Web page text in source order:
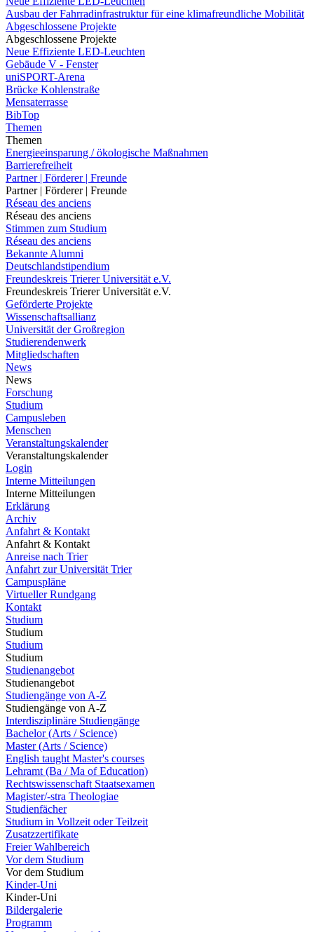
Ausbau der Fahrradinfrastruktur für eine klimafreundliche Mobilität
Abgeschlossene Projekte
Abgeschlossene Projekte
Neue Effiziente LED-Leuchten
Gebäude V - Fenster
uniSPORT-Arena
Brücke Kohlenstraße
Mensaterrasse
BibTop
Themen
Themen
Energieeinsparung / ökologische Maßnahmen
Barrierefreiheit
Partner | Förderer | Freunde
Partner | Förderer | Freunde
Réseau des anciens
Réseau des anciens
Stimmen zum Studium
Réseau des anciens
Bekannte Alumni
Deutschlandstipendium
Freundeskreis Trierer Universität e.V.
Freundeskreis Trierer Universität e.V.
Geförderte Projekte
Wissenschaftsallianz
Universität der Großregion
Studierendenwerk
Mitgliedschaften
News
News
Forschung
Studium
Campusleben
Menschen
Veranstaltungskalender
Veranstaltungskalender
Login
Interne Mitteilungen
Interne Mitteilungen
Erklärung
Archiv
Anfahrt & Kontakt
Anfahrt & Kontakt
Anreise nach Trier
Anfahrt zur Universität Trier
Campuspläne
Virtueller Rundgang
Kontakt
Studium
Studium
Studium
Studium
Studienangebot
Studienangebot
Studiengänge von A-Z
Studiengänge von A-Z
Interdisziplinäre Studiengänge
Bachelor (Arts / Science)
Master (Arts / Science)
English taught Master's courses
Lehramt (Ba / Ma of Education)
Rechtswissenschaft Staatsexamen
Magister/-stra Theologiae
Studienfächer
Studium in Vollzeit oder Teilzeit
Zusatzzertifikate
Freier Wahlbereich
Vor dem Studium
Vor dem Studium
Kinder-Uni
Kinder-Uni
Bildergalerie
Programm